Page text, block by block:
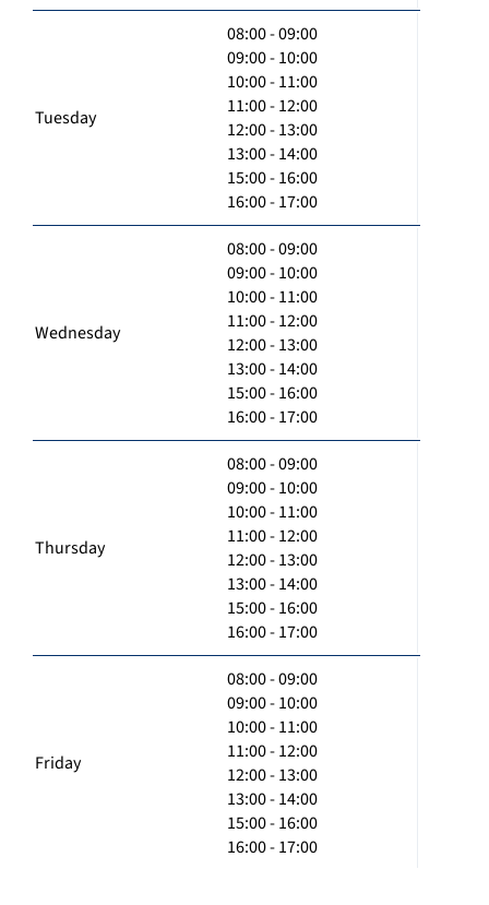
Tuesday
08:00 - 09:00
09:00 - 10:00
10:00 - 11:00
11:00 - 12:00
12:00 - 13:00
13:00 - 14:00
15:00 - 16:00
16:00 - 17:00
Wednesday
08:00 - 09:00
09:00 - 10:00
10:00 - 11:00
11:00 - 12:00
12:00 - 13:00
13:00 - 14:00
15:00 - 16:00
16:00 - 17:00
Thursday
08:00 - 09:00
09:00 - 10:00
10:00 - 11:00
11:00 - 12:00
12:00 - 13:00
13:00 - 14:00
15:00 - 16:00
16:00 - 17:00
Friday
08:00 - 09:00
09:00 - 10:00
10:00 - 11:00
11:00 - 12:00
12:00 - 13:00
13:00 - 14:00
15:00 - 16:00
16:00 - 17:00